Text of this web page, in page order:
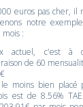
euros pas cher, il
notre
:
actuel, c'est à
de 60
moins bien placé
est de 8.56%